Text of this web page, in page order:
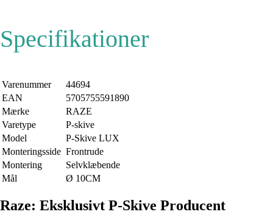
Specifikationer
Varenummer
44694
EAN
5705755591890
Mærke
RAZE
Varetype
P-skive
Model
P-Skive LUX
Monteringsside Frontrude
Montering
Selvklæbende
Mål
Ø 10CM
Raze: Eksklusivt P-Skive Producent